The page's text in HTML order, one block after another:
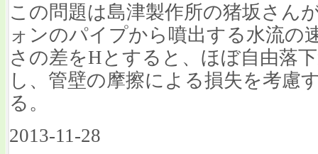
この問題は島津製作所の猪坂さん
ォンのパイプから噴出する水流の
さの差をHとすると、ほぼ自由落
し、管壁の摩擦による損失を考慮
る。
2013-11-28